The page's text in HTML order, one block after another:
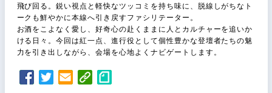
飛び回る。鋭い視点と軽快なツッコミを持ち味に、脱線しがちなト
ークも鮮やかに本線へ引き戻すファシリテーター。
お酒をこよなく愛し、好奇心の赴くままに人とカルチャーを追いか
ける日々。今回は紅一点、進行役として個性豊かな登壇者たちの魅
力を引き出しながら、会場を心地よくナビゲートします。